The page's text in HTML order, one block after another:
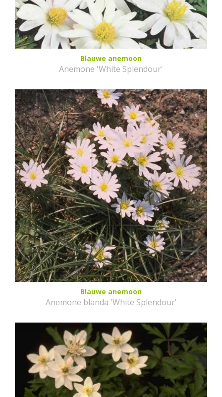
Blauwe anemoon
Anemone 'White Splendour'
Blauwe anemoon
Anemone blanda 'White Splendour'